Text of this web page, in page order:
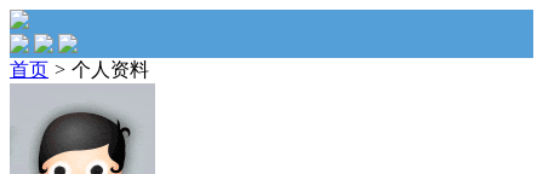
首页 > 个人资料